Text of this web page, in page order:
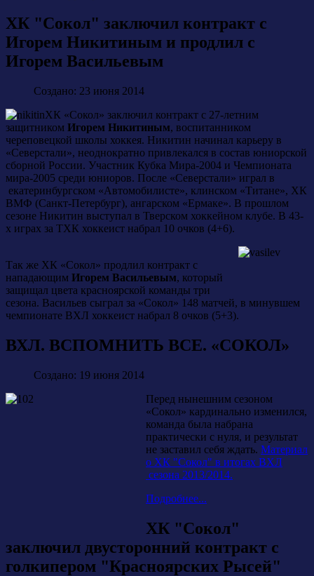
ХК "Сокол" заключил контракт с
Игорем Никитиным и продлил с
Игорем Васильевым
Создано: 23 июня 2014
ХК «Сокол» заключил контракт с 27-летним
защитником Игорем Никитиным, воспитанником
череповецкой школы хоккея. Никитин начинал карьеру в
«Северстали», неоднократно привлекался в состав юниорской
сборной России. Участник Кубка Мира-2004 и Чемпионата
мира-2005 среди юниоров. После «Северстали» играл в
екатеринбургском «Автомобилисте», клинском «Титане», ХК
ВМФ (Санкт-Петербург), ангарском «Ермаке». В прошлом
сезоне Никитин выступал в Тверском хоккейном клубе. В 43-
х играх за ТХК хоккеист набрал 10 очков (4+6).
Так же ХК «Сокол» продлил контракт с
нападающим Игорем Васильевым, который
защищал цвета красноярской команды три
сезона. Васильев сыграл за «Сокол» 148 матчей, в минувшем
чемпионате ВХЛ хоккеист набрал 8 очков (5+3).
ВХЛ. ВСПОМНИТЬ ВСЕ. «СОКОЛ»
Создано: 19 июня 2014
Перед нынешним сезоном
«Сокол» кардинально изменился,
команда была набрана
практически с нуля, и результат
не заставил себя ждать. Материал
о ХК "Сокол" в итогах ВХЛ
сезона 2013/2014.
Подробнее...
ХК "Сокол"
заключил двусторонний контракт с
голкипером "Красноярских Рысей"